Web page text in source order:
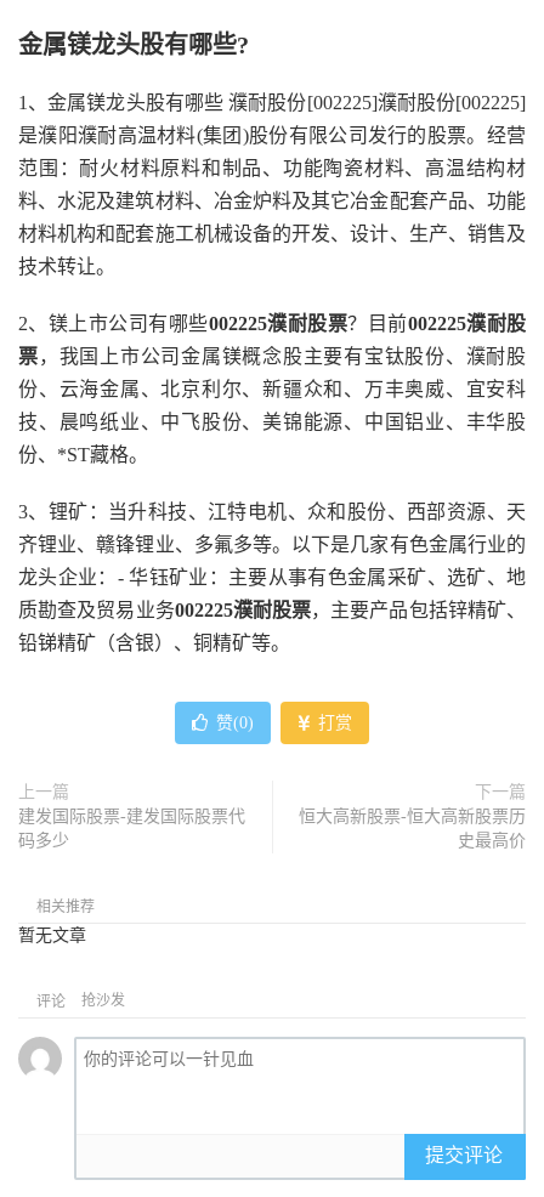
金属镁龙头股有哪些?
1、金属镁龙头股有哪些 濮耐股份[002225]濮耐股份[002225]
是濮阳濮耐高温材料(集团)股份有限公司发行的股票。经营
范围：耐火材料原料和制品、功能陶瓷材料、高温结构材
料、水泥及建筑材料、冶金炉料及其它冶金配套产品、功能
材料机构和配套施工机械设备的开发、设计、生产、销售及
技术转让。
2、镁上市公司有哪些002225濮耐股票？目前002225濮耐股
票，我国上市公司金属镁概念股主要有宝钛股份、濮耐股
份、云海金属、北京利尔、新疆众和、万丰奥威、宜安科
技、晨鸣纸业、中飞股份、美锦能源、中国铝业、丰华股
份、*ST藏格。
3、锂矿：当升科技、江特电机、众和股份、西部资源、天
齐锂业、赣锋锂业、多氟多等。以下是几家有色金属行业的
龙头企业：- 华钰矿业：主要从事有色金属采矿、选矿、地
质勘查及贸易业务002225濮耐股票，主要产品包括锌精矿、
铅锑精矿（含银）、铜精矿等。
赞(0) 打赏
上一篇
建发国际股票-建发国际股票代
码多少
下一篇
恒大高新股票-恒大高新股票历
史最高价
相关推荐
暂无文章
评论 抢沙发
提交评论